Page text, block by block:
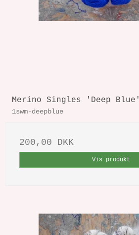
Merino Singles 'Deep Blue'
1swm-deepblue
200,00 DKK
Vis produkt